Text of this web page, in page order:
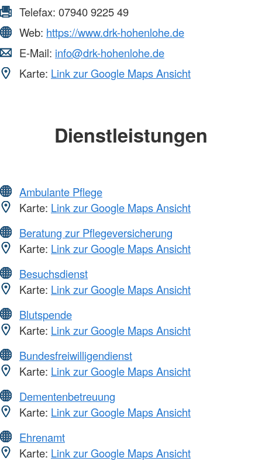
Telefax: 07940 9225 49
Web: https://www.drk-hohenlohe.de
E-Mail: info@drk-hohenlohe.de
Karte: Link zur Google Maps Ansicht
Dienstleistungen
Ambulante Pflege
Karte: Link zur Google Maps Ansicht
Beratung zur Pflegeversicherung
Karte: Link zur Google Maps Ansicht
Besuchsdienst
Karte: Link zur Google Maps Ansicht
Blutspende
Karte: Link zur Google Maps Ansicht
Bundesfreiwilligendienst
Karte: Link zur Google Maps Ansicht
Dementenbetreuung
Karte: Link zur Google Maps Ansicht
Ehrenamt
Karte: Link zur Google Maps Ansicht